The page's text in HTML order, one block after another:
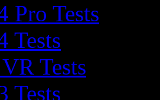
Pro Tests
Tests
Tests
Tests